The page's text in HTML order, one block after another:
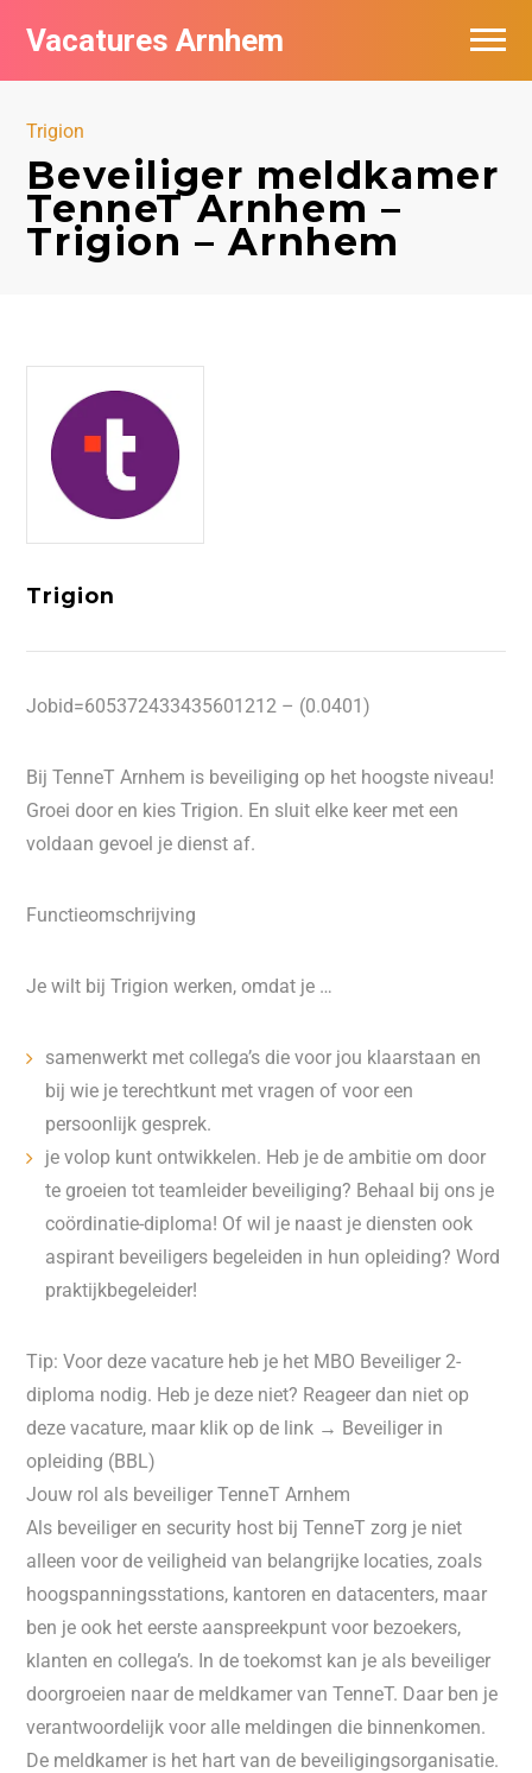
Vacatures Arnhem
Trigion
Beveiliger meldkamer
TenneT Arnhem –
Trigion – Arnhem
Trigion
Jobid=605372433435601212 – (0.0401)
Bij TenneT Arnhem is beveiliging op het hoogste niveau!
Groei door en kies Trigion. En sluit elke keer met een
voldaan gevoel je dienst af.
Functieomschrijving
Je wilt bij Trigion werken, omdat je …
samenwerkt met collega’s die voor jou klaarstaan en
bij wie je terechtkunt met vragen of voor een
persoonlijk gesprek.
je volop kunt ontwikkelen. Heb je de ambitie om door
te groeien tot teamleider beveiliging? Behaal bij ons je
coördinatie-diploma! Of wil je naast je diensten ook
aspirant beveiligers begeleiden in hun opleiding? Word
praktijkbegeleider!
Tip: Voor deze vacature heb je het MBO Beveiliger 2-
diploma nodig. Heb je deze niet? Reageer dan niet op
deze vacature, maar klik op de link → Beveiliger in
opleiding (BBL)
Jouw rol als beveiliger TenneT Arnhem
Als beveiliger en security host bij TenneT zorg je niet
alleen voor de veiligheid van belangrijke locaties, zoals
hoogspanningsstations, kantoren en datacenters, maar
ben je ook het eerste aanspreekpunt voor bezoekers,
klanten en collega’s. In de toekomst kan je als beveiliger
doorgroeien naar de meldkamer van TenneT. Daar ben je
verantwoordelijk voor alle meldingen die binnenkomen.
De meldkamer is het hart van de beveiligingsorganisatie.
Vacatures per bedrijf in Arnhem
Nieuwsbrief feed